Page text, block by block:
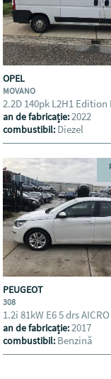
OPEL
MOVANO
2.2D 140pk L2H1 Edition
an de fabricație:2022
combustibil: Diezel
PEUGEOT
308
1.2i 81kW E6 5 drs
an de fabricație:2017
combustibil: Benzină